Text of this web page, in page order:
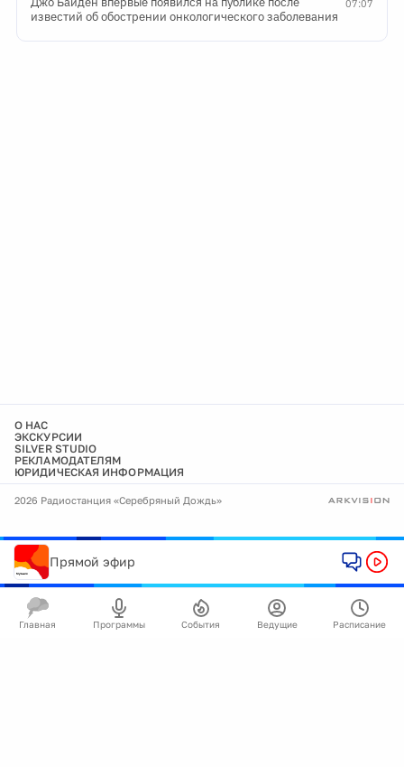
07:07
известий об обострении онкологического заболевания
О НАС
ЭКСКУРСИИ
SILVER STUDIO
РЕКЛАМОДАТЕЛЯМ
ЮРИДИЧЕСКАЯ ИНФОРМАЦИЯ
2026 Радиостанция «Серебряный Дождь»
Прямой эфир
Главная Программы События Ведущие Расписание